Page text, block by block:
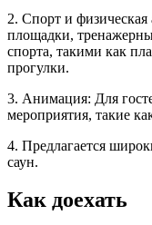
2. Спорт и
площадки,
спорта, такими как
прогулки.
3. Анимация: Для
мероприятия, такие
4. Предлагается
саун.
Как доехать